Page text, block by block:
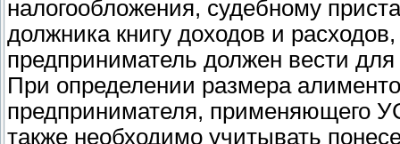
налогообложения, судебному
должника книгу доходов и
предприниматель должен вести
При определении размера
предпринимателя, применяющего
также необходимо учитывать